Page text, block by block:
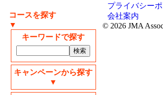
コースを探す
▼
キーワードで探す
キャンペーンから探す
▼
プライバシー
会社案内
© 2026 JMA